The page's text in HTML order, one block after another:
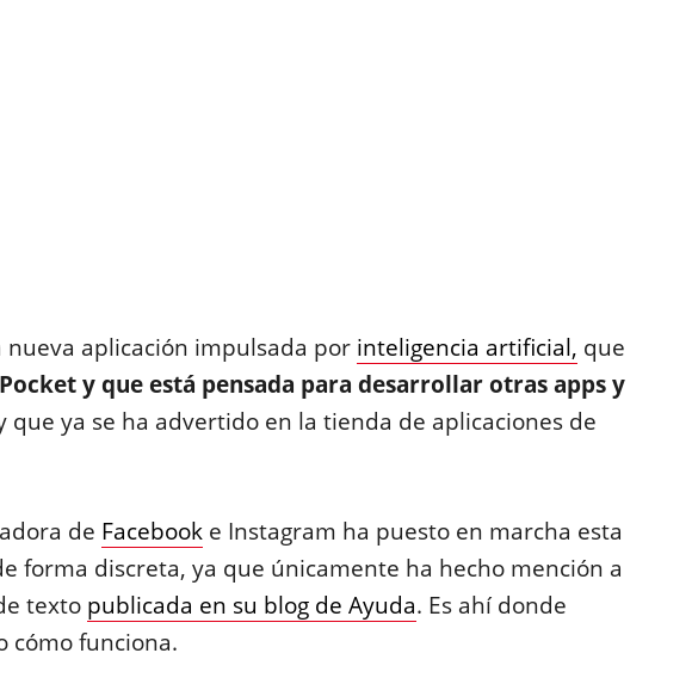
nueva aplicación impulsada por inteligencia artificial, que
Pocket y que está pensada para desarrollar otras apps y
que ya se ha advertido en la tienda de aplicaciones de
de Facebooke Instagram ha puesto en marcha esta
forma discreta, ya que únicamente ha hecho mención a
texto publicada en su blog de Ayuda. Es ahí donde
cómo funciona.